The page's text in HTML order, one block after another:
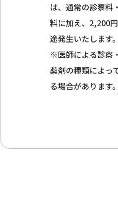
は、通常の診察料
料に加え、2,200
途発生いたします。
※医師による診察
薬剤の種類によっ
る場合があります。